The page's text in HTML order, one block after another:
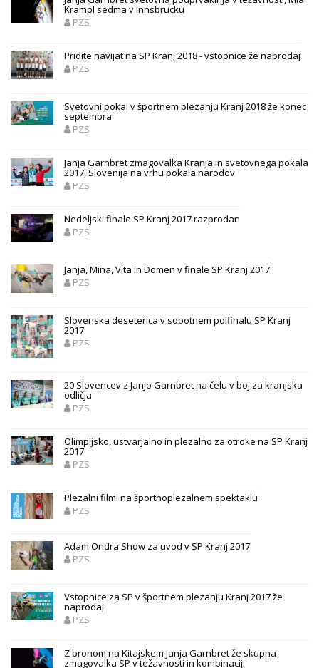
Krampl sedma v Innsbrucku
PZS
Pridite navijat na SP Kranj 2018 - vstopnice že naprodaj
PZS
Svetovni pokal v športnem plezanju Kranj 2018 že konec
septembra
PZS
Janja Garnbret zmagovalka Kranja in svetovnega pokala
2017, Slovenija na vrhu pokala narodov
PZS
Nedeljski finale SP Kranj 2017 razprodan
PZS
Janja, Mina, Vita in Domen v finale SP Kranj 2017
PZS
Slovenska deseterica v sobotnem polfinalu SP Kranj
2017
PZS
20 Slovencev z Janjo Garnbret na čelu v boj za kranjska
odličja
PZS
Olimpijsko, ustvarjalno in plezalno za otroke na SP Kranj
2017
PZS
Plezalni filmi na športnoplezalnem spektaklu
PZS
Adam Ondra Show za uvod v SP Kranj 2017
PZS
Vstopnice za SP v športnem plezanju Kranj 2017 že
naprodaj
PZS
Z bronom na Kitajskem Janja Garnbret že skupna
zmagovalka SP v težavnosti in kombinaciji